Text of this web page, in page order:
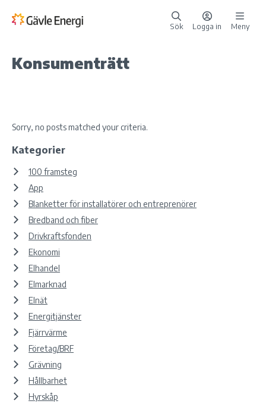
Sök Logga in Meny
Konsumenträtt
Sorry, no posts matched your criteria.
Kategorier
100 framsteg
App
Blanketter för installatörer och entreprenörer
Bredband och fiber
Drivkraftsfonden
Ekonomi
Elhandel
Elmarknad
Elnät
Energitjänster
Fjärrvärme
Företag/BRF
Grävning
Hållbarhet
Hyrskåp